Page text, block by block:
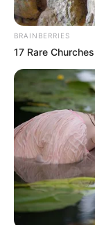
BRAINBERRIES
17 Rare